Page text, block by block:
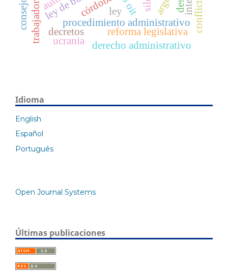
procedimiento administrativo
reforma legislativa
derecho administrativo
ley
decretos
ucrania
Idioma
English
Español
Português
Open Journal Systems
Últimas publicaciones